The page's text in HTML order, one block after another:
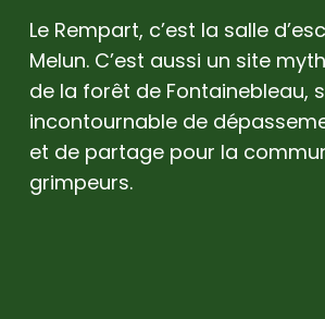
Le Rempart, c’est la salle
Melun. C’est aussi un site
de la forêt de Fontainebleau,
incontournable de
et de partage pour la
grimpeurs.